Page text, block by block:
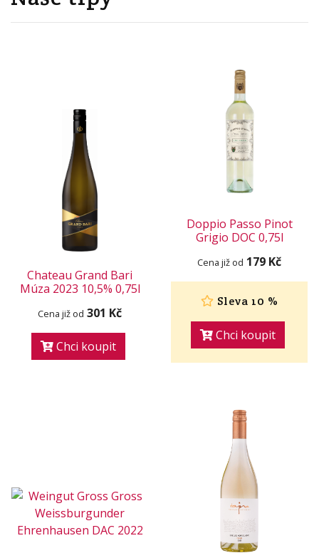
Chateau Grand Bari
Múza 2023 10,5% 0,75l
Cena již od 301 Kč
Chci koupit
Doppio Passo Pinot
Grigio DOC 0,75l
Cena již od 179 Kč
Sleva 10 %
Chci koupit